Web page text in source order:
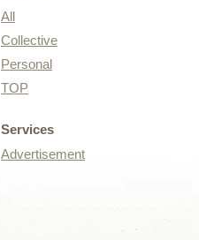
All
Collective
Personal
TOP
Services
Advertisement